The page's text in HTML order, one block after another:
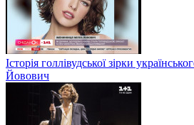
Історія голлівудської зірки
Йовович